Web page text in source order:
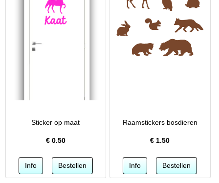
Sticker op maat
€ 0.50
Raamstickers bosdieren
€ 1.50